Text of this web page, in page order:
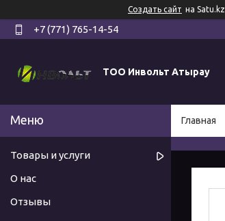
Создать сайт на Satu.kz
+7 (771) 765-14-54
ТОО Инвольт Атырау
Главная
Товары и услуги
О нас
Отзывы